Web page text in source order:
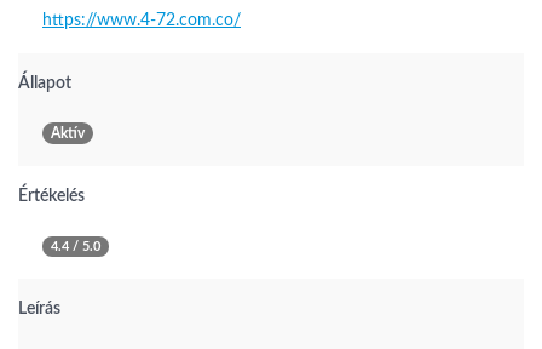
https://www.4-72.com.co/
Állapot
Aktív
Értékelés
4.4 / 5.0
Leírás